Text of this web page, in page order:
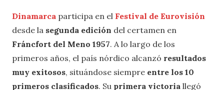
Dinamarca participa en el Festival de Eurovisión
desde la segunda edición del certamen en
Fráncfort del Meno 1957. A lo largo de los
primeros años, el país nórdico alcanzó resultados
muy exitosos, situándose siempre entre los 10
primeros clasificados. Su primera victoria llegó